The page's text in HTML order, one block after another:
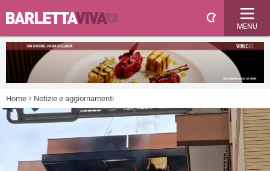
MENU
Home Notizie e aggiornamenti